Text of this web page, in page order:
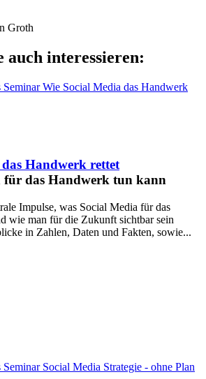
auch interessieren:
Handwerk rettet
für das Handwerk tun kann
Impulse, was Social Media für das
wie man für die Zukunft sichtbar sein
in Zahlen, Daten und Fakten, sowie...